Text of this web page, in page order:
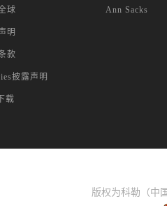
球
明
款
披露声明
载
Ann Sacks
版权为科勒（中